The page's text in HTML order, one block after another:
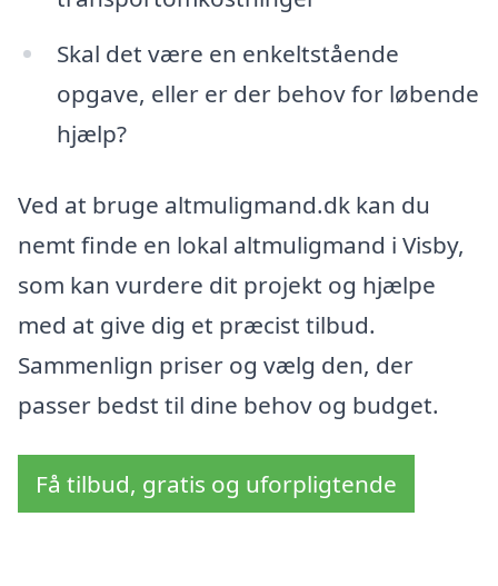
Skal det være en enkeltstående
opgave, eller er der behov for løbende
hjælp?
Ved at bruge altmuligmand.dk kan du
nemt finde en lokal altmuligmand i Visby,
som kan vurdere dit projekt og hjælpe
med at give dig et præcist tilbud.
Sammenlign priser og vælg den, der
passer bedst til dine behov og budget.
Få tilbud, gratis og uforpligtende